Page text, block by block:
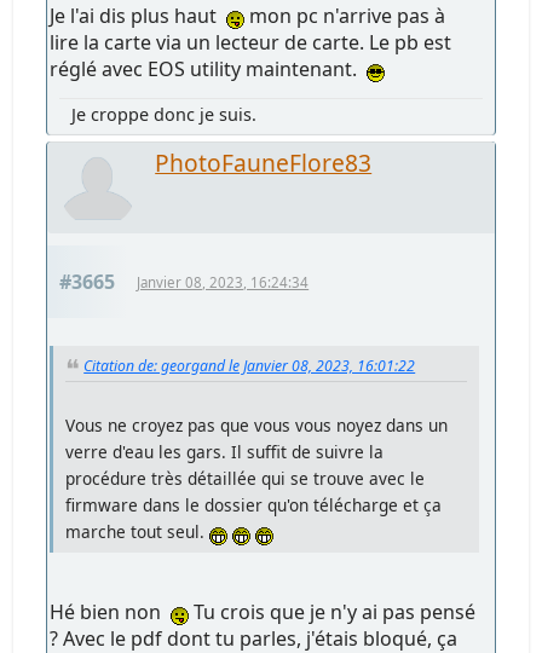
Je l'ai dis plus haut
mon pc n'arrive pas à
lire la carte via un lecteur de carte. Le pb est
réglé avec EOS utility maintenant.
Je croppe donc je suis.
PhotoFauneFlore83
#3665 Janvier 08, 2023, 16:24:34
Citation de: georgand le Janvier 08, 2023, 16:01:22
Vous ne croyez pas que vous vous noyez dans un
verre d'eau les gars. Il suffit de suivre la
procédure très détaillée qui se trouve avec le
firmware dans le dossier qu'on télécharge et ça
marche tout seul.
Hé bien non
Tu crois que je n'y ai pas pensé
? Avec le pdf dont tu parles, j'étais bloqué, ça